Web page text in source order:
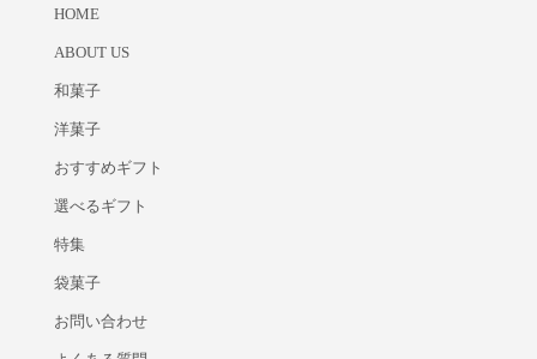
HOME
ABOUT US
和菓子
洋菓子
おすすめギフト
選べるギフト
特集
袋菓子
お問い合わせ